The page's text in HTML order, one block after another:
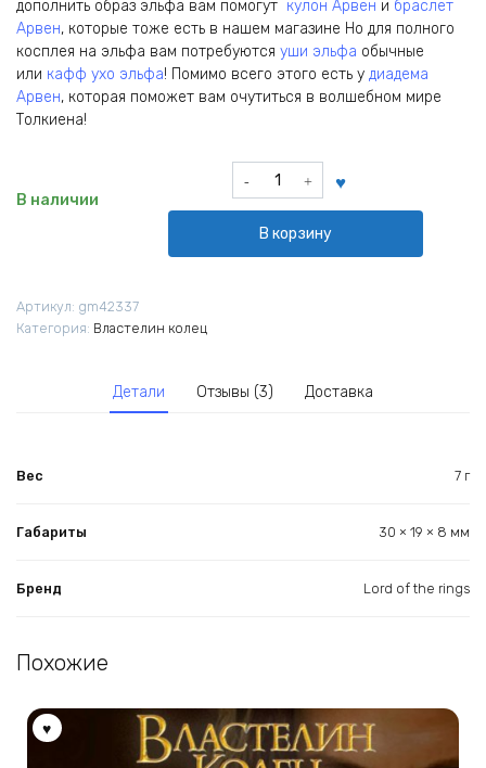
дополнить образ эльфа вам помогут кулон Арвен и браслет
Арвен, которые тоже есть в нашем магазине Но для полного
косплея на эльфа вам потребуются уши эльфа обычные
или кафф ухо эльфа! Помимо всего этого есть у диадема
Арвен, которая поможет вам очутиться в волшебном мире
Толкиена!
В наличии
Количество
товара
эльфа
Арвен
В корзину
Артикул: gm42337
Категория: Властелин колец
Детали Отзывы (3) Доставка
Вес 7 г
Габариты 30 × 19 × 8 мм
Бренд Lord of the rings
Похожие